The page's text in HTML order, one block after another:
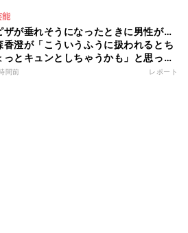
能
ザが垂れそうになったときに男性が…
香澄が「こういうふうに扱われるとち
っとキュンとしちゃうかも」と思った
来事を語る
間前 レポート